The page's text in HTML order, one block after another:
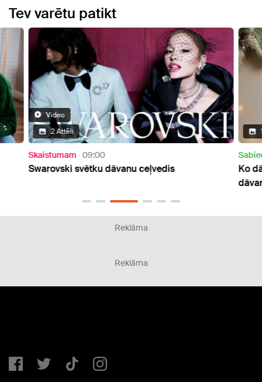
Tev varētu patikt
Video
2 Attēli
Skaistumam 09:00
Swarovski svētku dāvanu ceļvedis
Ko
Reklāma
Reklāma